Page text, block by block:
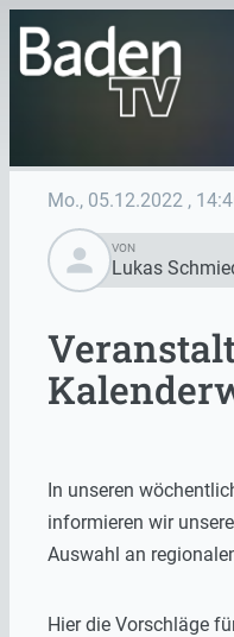
Mo., 05.12.2022 ,
person
VON
Lukas
In unseren
informieren wir
Auswahl an
Hier die Vorschläge